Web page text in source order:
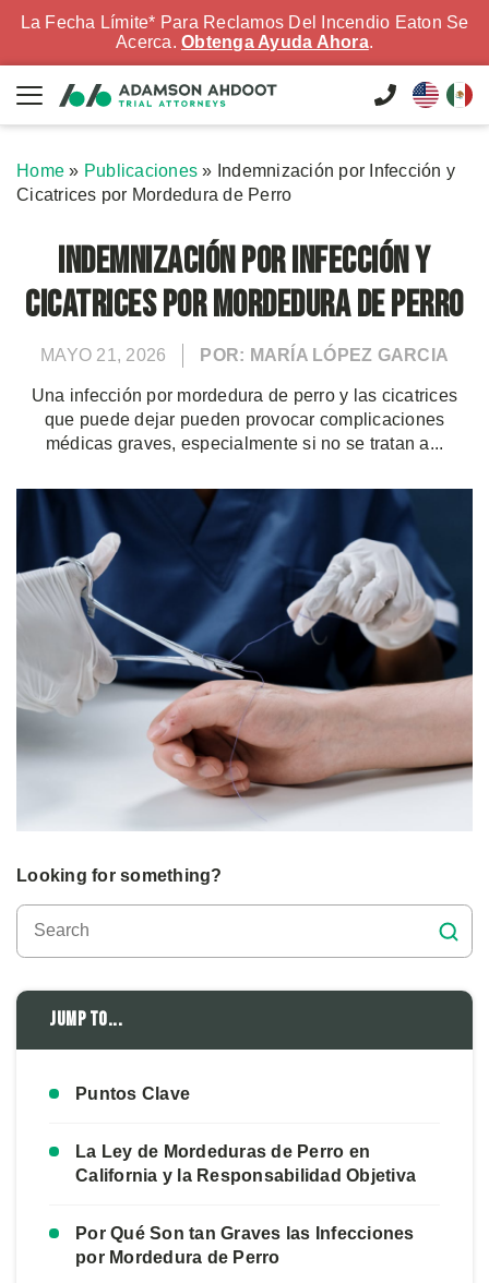
La Fecha Límite* Para Reclamos Del Incendio Eaton Se
Acerca. Obtenga Ayuda Ahora.
Home » Publicaciones » Indemnización por Infección y
Cicatrices por Mordedura de Perro
Indemnización por Infección y
Cicatrices por Mordedura de Perro
MAYO 21, 2026 POR: MARÍA LÓPEZ GARCIA
Una infección por mordedura de perro y las cicatrices
que puede dejar pueden provocar complicaciones
médicas graves, especialmente si no se tratan a...
Looking for something?
Jump to...
Puntos Clave
La Ley de Mordeduras de Perro en
California y la Responsabilidad Objetiva
Por Qué Son tan Graves las Infecciones
por Mordedura de Perro